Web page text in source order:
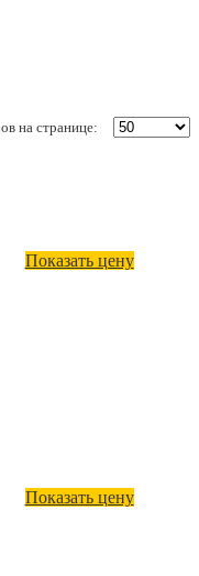
на странице:
Показать цену
Показать цену